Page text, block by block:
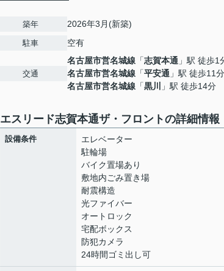
築年 2026年3月(新築)
駐車 空有
交通
名古屋市営名城線 「志賀本通 」駅 徒歩1
名古屋市営名城線 「平安通 」駅 徒歩11分
名古屋市営名城線 「黒川 」駅 徒歩14分
エスリード志賀本通ザ・フロントの詳細情報
設備条件
エレベーター
駐輪場
バイク置場あり
敷地内ごみ置き場
耐震構造
光ファイバー
オートロック
宅配ボックス
防犯カメラ
24時間ゴミ出し可